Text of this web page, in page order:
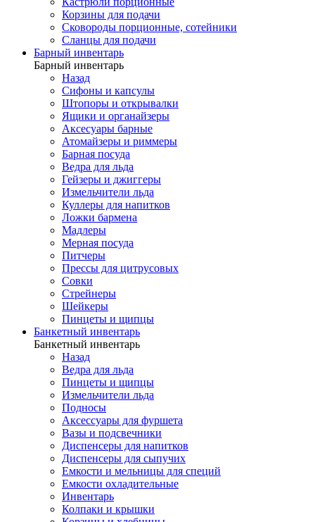
Корзины для подачи
Сковороды порционные, сотейники
Сланцы для подачи
Барный инвентарь
Барный инвентарь
Назад
Сифоны и капсулы
Штопоры и открывалки
Ящики и органайзеры
Аксесуары барные
Атомайзеры и риммеры
Барная посуда
Ведра для льда
Гейзеры и джиггеры
Измельчители льда
Куллеры для напитков
Ложки бармена
Мадлеры
Мерная посуда
Питчеры
Прессы для цитрусовых
Совки
Стрейнеры
Шейкеры
Пинцеты и щипцы
Банкетный инвентарь
Банкетный инвентарь
Назад
Ведра для льда
Пинцеты и щипцы
Измельчители льда
Подносы
Аксессуары для фуршета
Вазы и подсвечники
Диспенсеры для напитков
Диспенсеры для сыпучих
Емкости и мельницы для специй
Емкости охладительные
Инвентарь
Колпаки и крышки